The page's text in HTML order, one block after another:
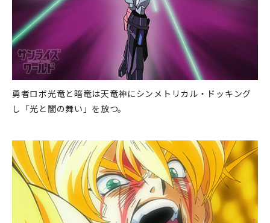
勇者ロボ光竜と暗竜は天竜神にシンメトリカル・ドッキング
し「光と闇の舞い」を放つ。